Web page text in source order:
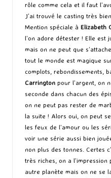
rôle comme cela et il faut
J’ai trouvé le casting très
Mention spéciale à Elizabeth
l’on adore détester ! Elle est
mais on ne peut que
tout le monde est magique
complots, rebondissements,
Carrington pour l’argent, on
seconde dans chacun des
on ne peut pas rester de
la suite ! Alors oui, on peut
les feux de l’amour ou les
voir une série aussi bien
non plus des tonnes. Certes
très riches, on a l’impression
autre planète mais on ne se